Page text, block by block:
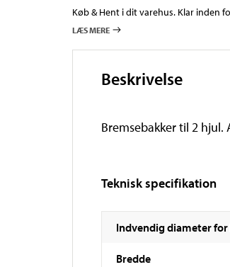
Køb & Hent i dit varehus. Klar inden
LÆS MERE
Beskrivelse
Bremsebakker til 2 hjul.
Teknisk specifikation
Indvendig diameter
Bredde